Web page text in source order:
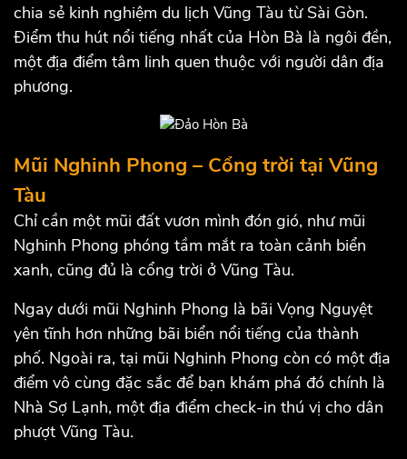
chia sẻ kinh nghiệm du lịch Vũng Tàu từ Sài Gòn.
Điểm thu hút nổi tiếng nhất của Hòn Bà là ngôi đền,
một địa điểm tâm linh quen thuộc với người dân địa
phương.
Mũi Nghinh Phong – Cổng trời tại Vũng
Tàu
Chỉ cần một mũi đất vươn mình đón gió, như mũi
Nghinh Phong phóng tầm mắt ra toàn cảnh biển
xanh, cũng đủ là cổng trời ở Vũng Tàu.
Ngay dưới mũi Nghinh Phong là bãi Vọng Nguyệt
yên tĩnh hơn những bãi biển nổi tiếng của thành
phố. Ngoài ra, tại mũi Nghinh Phong còn có một địa
điểm vô cùng đặc sắc để bạn khám phá đó chính là
Nhà Sợ Lạnh, một địa điểm check-in thú vị cho dân
phượt Vũng Tàu.